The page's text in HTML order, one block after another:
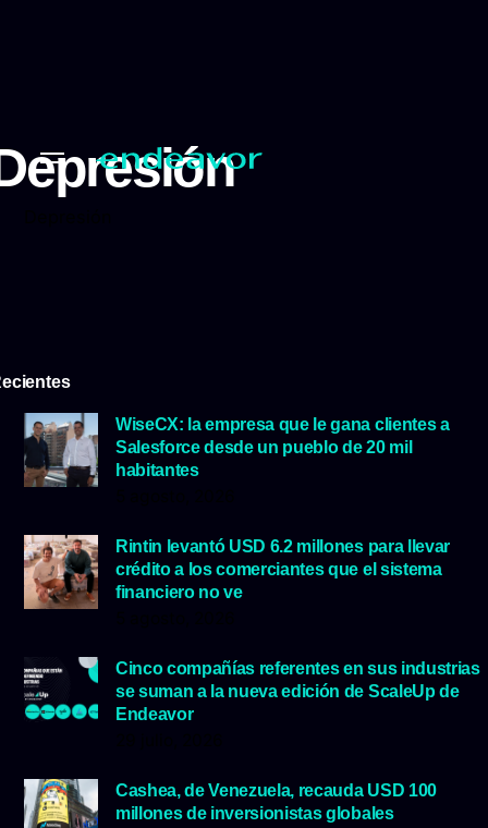
WiseCX: la empresa que le gana clientes a
Salesforce desde un pueblo de 20 mil
habitantes
Rintin levantó USD 6.2 millones para llevar
crédito a los comerciantes que el sistema
financiero no ve
Cinco compañías referentes en sus industrias
se suman a la nueva edición de ScaleUp de
Endeavor
Cashea, de Venezuela, recauda USD 100
millones de inversionistas globales